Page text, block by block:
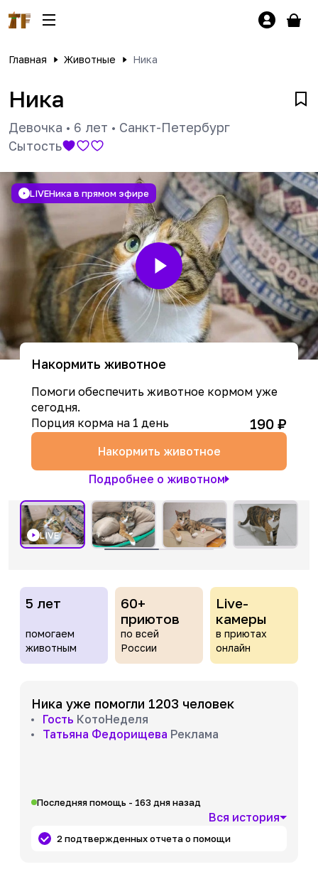
Главная Животные Ника
Ника
Девочка • 6 лет • Санкт-Петербург
Сытость
LIVEНика в прямом эфире
Накормить животное
Помоги обеспечить животное кормом уже
сегодня.
Порция корма на 1 день
190 ₽
Накормить животное
Подробнее о животном
LIVE
5 лет
помогаем
животным
60+
приютов
по всей
России
Live-
камеры
в приютах
онлайн
Ника уже помогли 1203 человек
Гость КотоНеделя
Татьяна Федорищева Реклама
Последняя помощь - 163 дня назад
Вся история
2 подтвержденных отчета о помощи